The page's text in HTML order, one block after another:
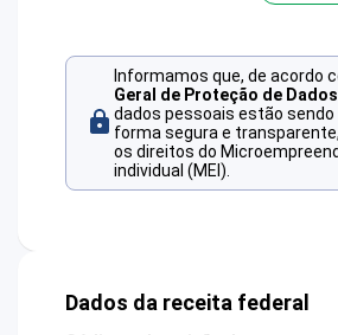
Informamos que, de acordo
Geral de Proteção de Dados
dados pessoais estão
forma segura e
os direitos do
individual (MEI).
Dados da receita federal